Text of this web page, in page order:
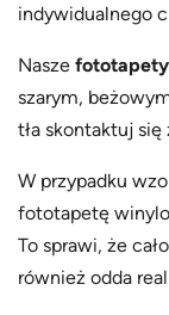
indywidualnego
Nasze
szarym,
tła skontaktuj
W przypadku
fototapetę
To sprawi, że
również odda